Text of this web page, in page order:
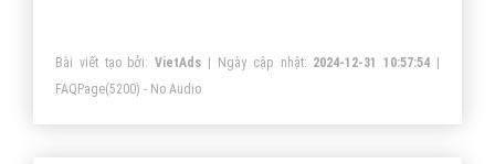
Bài viết tạo bởi:VietAds | Ngày cập nhật: 2024-12-31 10:57:54
FAQPage(5200) - No Audio